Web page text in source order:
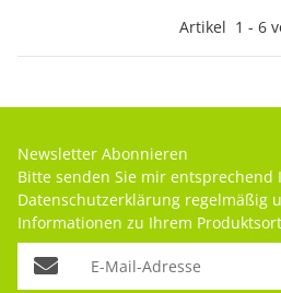
Artikel 1 - 6
Newsletter Abonnieren
Bitte senden Sie mir entsprechend
Datenschutzerklärung regelmäßig
Informationen zu Ihrem